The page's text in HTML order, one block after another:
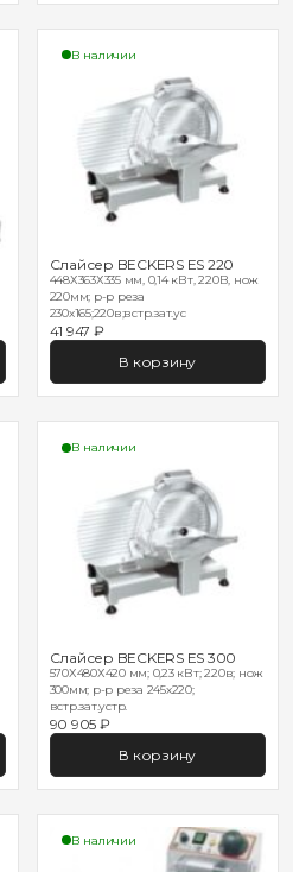
В наличии
Слайсер BECKERS ES 220
448Х363Х335 мм, 0,14 кВт, 220В, нож
220мм; р-р реза
230х165;220в;встр.зат.ус
41 947 ₽
В корзину
В наличии
Слайсер BECKERS ES 300
570Х480Х420 мм; 0,23 кВт; 220в; нож
300мм; р-р реза 245х220;
встр.зат.устр.
90 905 ₽
В корзину
В наличии